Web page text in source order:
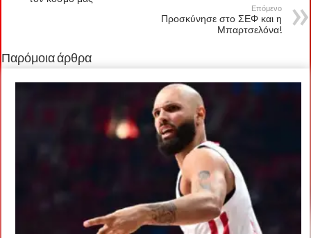
Επόμενο
Προσκύνησε στο ΣΕΦ και η
Μπαρτσελόνα!
Παρόμοια άρθρα